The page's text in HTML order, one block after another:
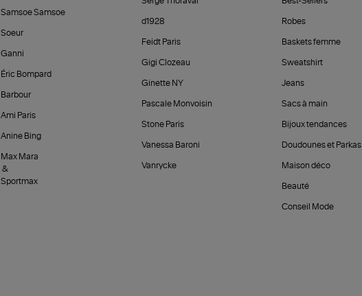
Samsoe Samsoe
Soeur
Ganni
Éric Bompard
Barbour
Ami Paris
Anine Bing
Max Mara
&
Sportmax
d1928
Feidt Paris
Gigi Clozeau
Ginette NY
Pascale Monvoisin
Stone Paris
Vanessa Baroni
Vanrycke
Robes
Baskets femme
Sweatshirt
Jeans
Sacs à main
Bijoux tendances
Doudounes et Parkas
Maison déco
Beauté
Conseil Mode